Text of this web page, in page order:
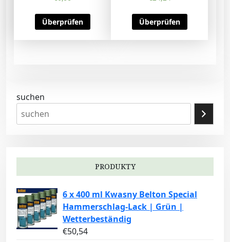
Überprüfen Überprüfen
suchen
PRODUKTY
6 x 400 ml Kwasny Belton Special
Hammerschlag-Lack | Grün |
Wetterbeständig
€50,54